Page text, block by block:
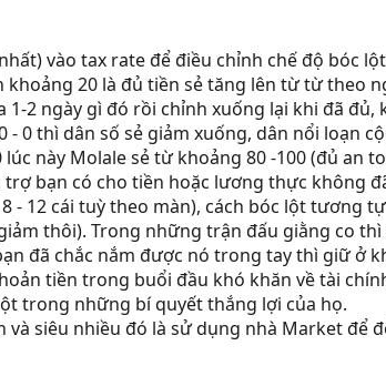
vào tax rate để điều chỉnh chế độ bóc
khoảng 20 là đủ tiền sẻ tăng lên từ từ theo
2 ngày gì đó rồi chỉnh xuống lại khi đã
0 thì dân số sẻ giảm xuống, dân nổi loạn
này Molale sẻ từ khoảng 80 -100 (đủ an
bạn có cho tiền hoặc lương thực không
- 12 cái tuỳ theo màn), cách bóc lột tương
thôi). Trong những trận đấu giằng co
đã chắc nắm được nó trong tay thì giữ ở
tiền trong buổi đầu khó khăn về tài
trong những bí quyết thắng lợi của họ.
siêu nhiều đó là sử dụng nhà Market để